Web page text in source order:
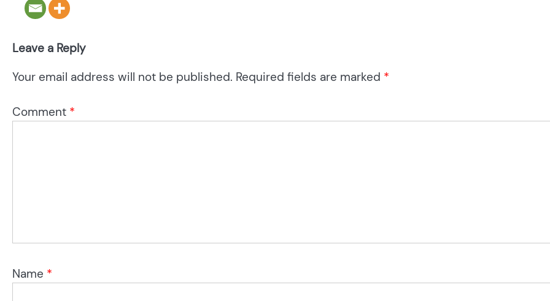
Leave a Reply
Your email address will not be published. Required fields are marked *
Comment *
Name *